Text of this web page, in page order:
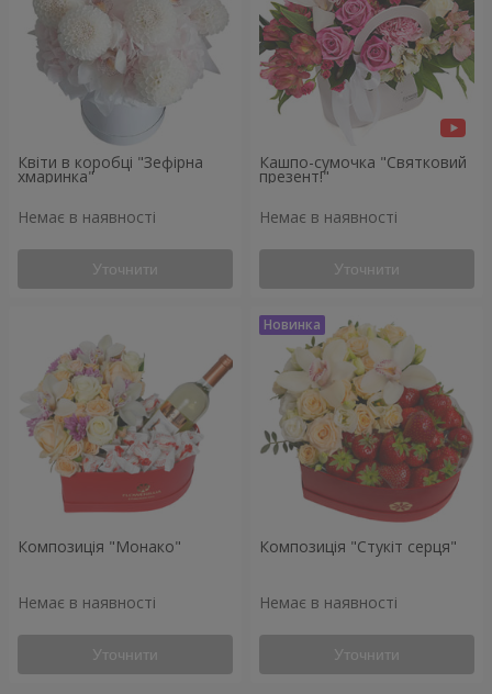
Квіти в коробці "Зефірна
хмаринка"
Немає в наявності
Уточнити
Кашпо-сумочка "Святковий
презент!"
Немає в наявності
Уточнити
Композиція "Монако"
Немає в наявності
Уточнити
Композиція "Стукіт серця"
Немає в наявності
Уточнити